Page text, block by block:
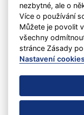
nezbytné, ale o
Více o používání
Můžete je povolit
všechny
stránce Zásady
Nastavení